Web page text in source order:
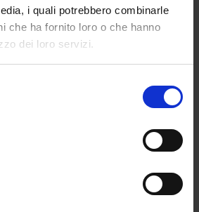
i quali potrebbero combinarle
che ha fornito loro o che hanno
dei loro servizi.
un atteggiamento
convincere da
il 15%per avere maggiori
un lavoro in tempi rapidi,
pratica), il 10% per i
ogni studente ITP ha a
Valditara